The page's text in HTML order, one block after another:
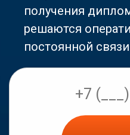
получения
решаются
постоянной